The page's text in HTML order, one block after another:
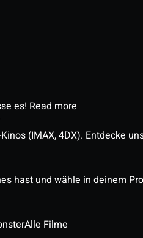
es! Read more
(IMAX, 4DX). Entdecke
hast und wähle in deinem
Alle Filme